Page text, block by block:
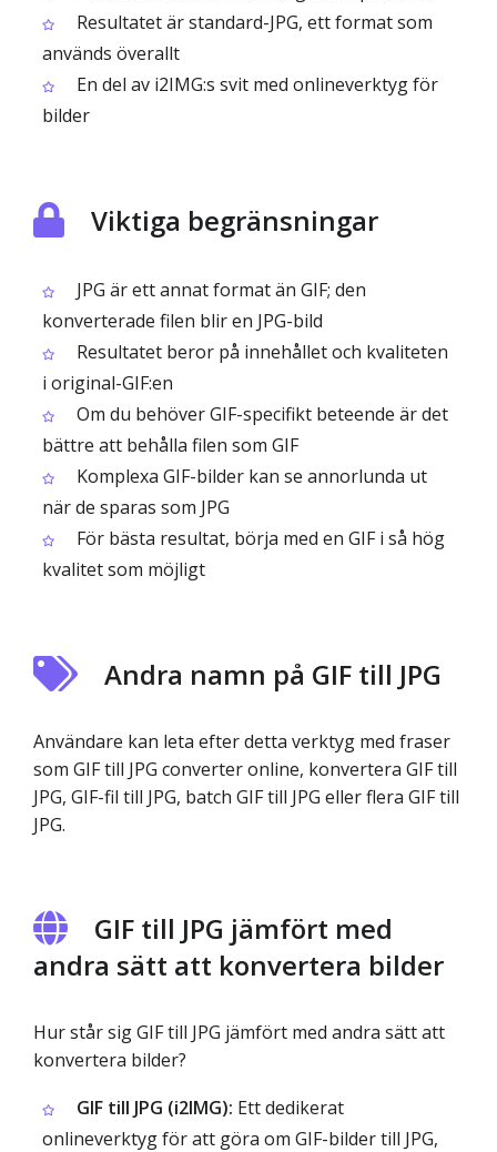
Resultatet är standard-JPG, ett format som
används överallt
En del av i2IMG:s svit med onlineverktyg för
bilder
Viktiga begränsningar
JPG är ett annat format än GIF; den
konverterade filen blir en JPG-bild
Resultatet beror på innehållet och kvaliteten
i original-GIF:en
Om du behöver GIF-specifikt beteende är det
bättre att behålla filen som GIF
Komplexa GIF-bilder kan se annorlunda ut
när de sparas som JPG
För bästa resultat, börja med en GIF i så hög
kvalitet som möjligt
Andra namn på GIF till JPG
Användare kan leta efter detta verktyg med fraser
som GIF till JPG converter online, konvertera GIF till
JPG, GIF-fil till JPG, batch GIF till JPG eller flera GIF till
JPG.
GIF till JPG jämfört med
andra sätt att konvertera bilder
Hur står sig GIF till JPG jämfört med andra sätt att
konvertera bilder?
GIF till JPG (i2IMG): Ett dedikerat
onlineverktyg för att göra om GIF-bilder till JPG,